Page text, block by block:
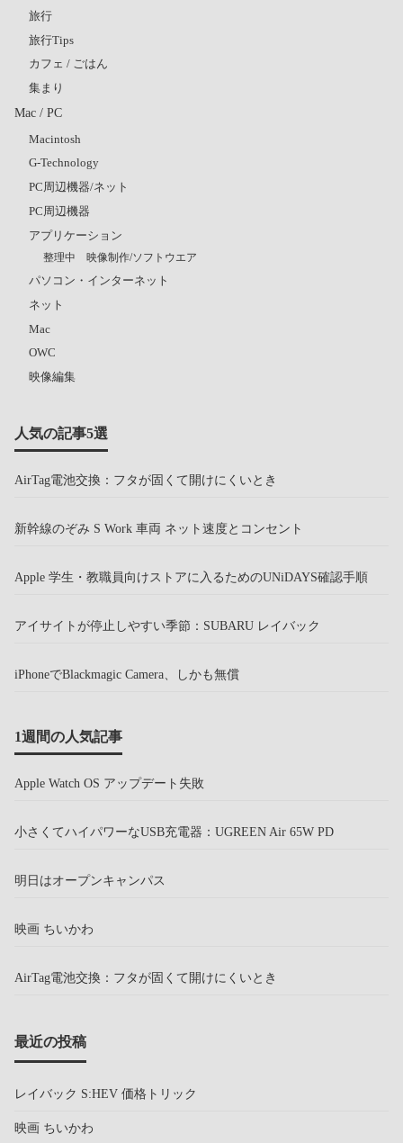
旅行
旅行Tips
カフェ / ごはん
集まり
Mac / PC
Macintosh
G-Technology
PC周辺機器/ネット
PC周辺機器
アプリケーション
整理中 映像制作/ソフトウエア
パソコン・インターネット
ネット
Mac
OWC
映像編集
人気の記事5選
AirTag電池交換：フタが固くて開けにくいとき
新幹線のぞみ S Work 車両 ネット速度とコンセント
Apple 学生・教職員向けストアに入るためのUNiDAYS確認手順
アイサイトが停止しやすい季節：SUBARU レイバック
iPhoneでBlackmagic Camera、しかも無償
1週間の人気記事
Apple Watch OS アップデート失敗
小さくてハイパワーなUSB充電器：UGREEN Air 65W PD
明日はオープンキャンパス
映画 ちいかわ
AirTag電池交換：フタが固くて開けにくいとき
最近の投稿
レイバック S:HEV 価格トリック
映画 ちいかわ